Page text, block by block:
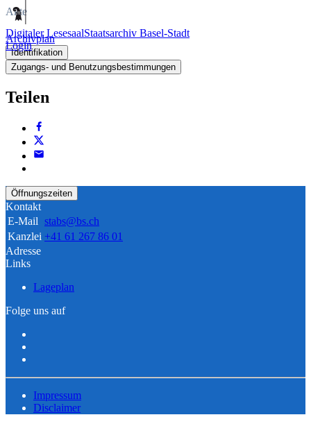
Digitaler LesesaalStaatsarchiv Basel-Stadt
Login
Akte
Archivplan
Identifikation
Zugangs- und Benutzungsbestimmungen
Teilen
Öffnungszeiten
Kontakt
E-Mail stabs@bs.ch
Kanzlei +41 61 267 86 01
Adresse
Links
Lageplan
Folge uns auf
Impressum
Disclaimer